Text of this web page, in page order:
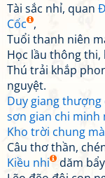
Tài sắc nhỉ, quan
Cốc ,
Tuổi thanh niên
Học lầu thông thi,
Thú trải khắp
nguyệt.
Duy giang
sơn gian chi minh
Kho trời chung
Câu thơ thần,
Kiều nhi
dăm